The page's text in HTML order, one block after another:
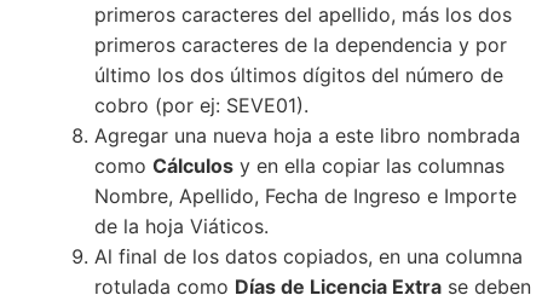
primeros caracteres del apellido, más los dos
primeros caracteres de la dependencia y por
último los dos últimos dígitos del número de
cobro (por ej: SEVE01).
Agregar una nueva hoja a este libro nombrada
como Cálculos y en ella copiar las columnas
Nombre, Apellido, Fecha de Ingreso e Importe
de la hoja Viáticos.
Al final de los datos copiados, en una columna
rotulada como Días de Licencia Extra se deben